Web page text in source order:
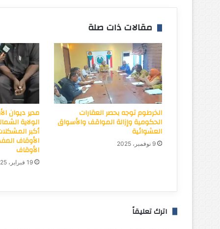
مقالات ذات صلة
الخرطوم توجه بحصر العقارات
الحكومية وإزالة المواقف والأسواق
العشوائية
9 نوفمبر، 2025
مدير ديوان
الولاية
أكبر
الأوقاف
الأوقاف
19 فبراير، 2025
اترك تعليقاً